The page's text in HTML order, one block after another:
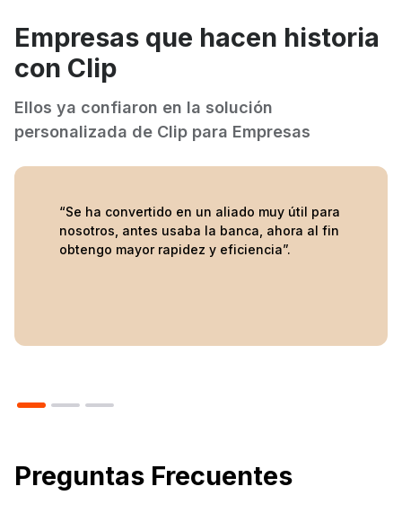
Empresas que hacen historia
con Clip
Ellos ya confiaron en la solución
personalizada de Clip para Empresas
“Se ha convertido en un aliado muy útil para
nosotros, antes usaba la banca, ahora al fin
obtengo mayor rapidez y eficiencia”.
Preguntas Frecuentes